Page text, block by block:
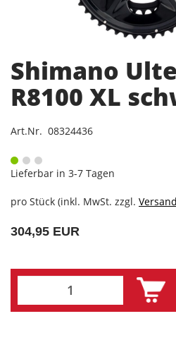
Shimano
R8100 XL
Art.Nr. 08324436
Lieferbar in 3-7 Tagen
pro Stück (inkl. MwSt. zzgl.
304,95 EUR